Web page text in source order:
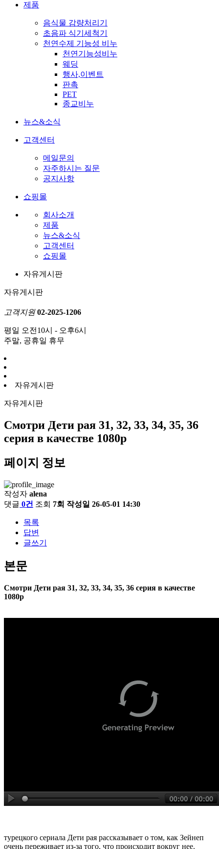
제품
음식물 감량처리기
초음파 식기세척기
천연수제 기능성 비누
천연기능성비누
웨딩
행사,이벤트
판촉
PET
종교비누
뉴스&소식
고객센터
메일문의
자주하시는 질문
공지사항
쇼핑몰
회사소개
제품
뉴스&소식
고객센터
쇼핑몰
자유게시판
자유게시판
고객지원 02-2025-1206
평일 오전10시 - 오후6시
주말, 공휴일 휴무
자유게시판
자유게시판
Смотри Дети рая 31, 32, 33, 34, 35, 36
серия в качестве 1080p
페이지 정보
작성자 alena
댓글 0건 조회 7회 작성일 26-05-01 14:30
목록
답변
글쓰기
본문
Смотри Дети рая 31, 32, 33, 34, 35, 36 серия в качестве
1080p
турецкого сериала Дети рая рассказывает о том, как Зейнеп
очень переживает из-за того, что происходит вокруг нее.